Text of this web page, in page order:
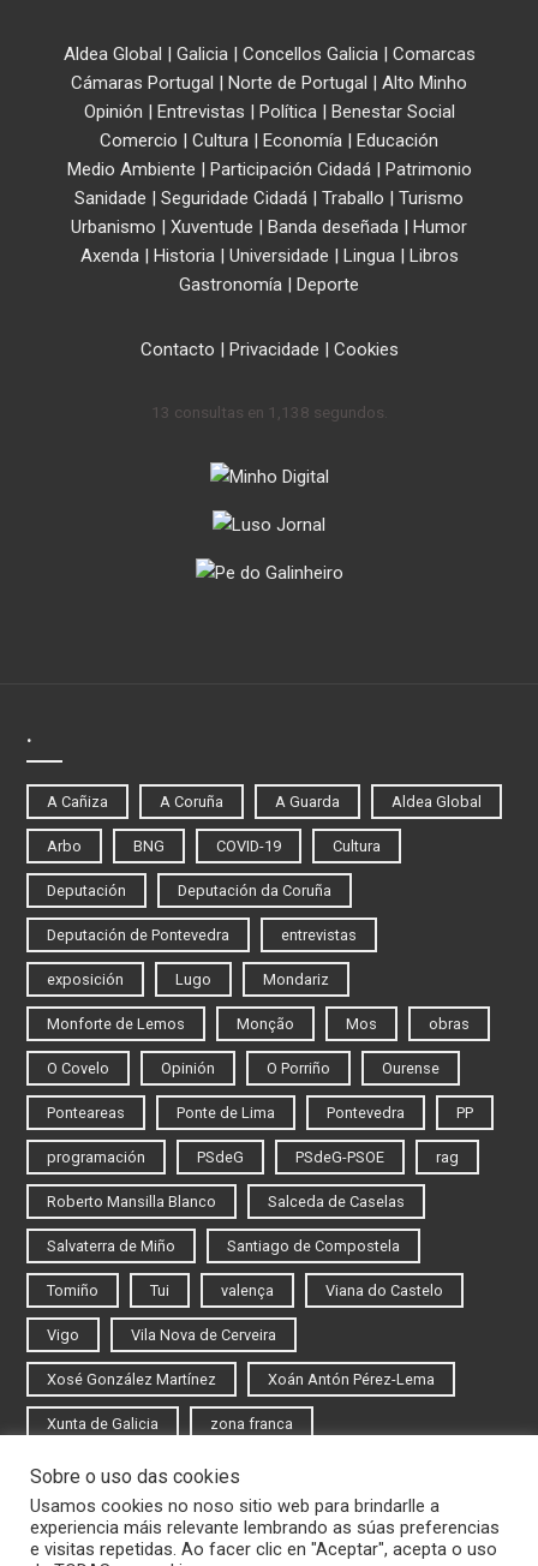
Aldea Global | Galicia| Concellos Galicia| Comarcas
Cámaras Portugal | Norte de Portugal | Alto Minho
Opinión | Entrevistas | Política| Benestar Social
Comercio | Cultura | Economía | Educación
Medio Ambiente | Participación Cidadá| Patrimonio
Sanidade | Seguridade Cidadá | Traballo | Turismo
Urbanismo | Xuventude | Banda deseñada | Humor
Axenda| Historia| Universidade | Lingua| Libros
Gastronomía | Deporte
Contacto | Privacidade | Cookies
13 consultas en 1,138 segundos.
.
A Cañiza A Coruña A Guarda Aldea Global
Arbo BNG COVID-19 Cultura
Deputación Deputación da Coruña
Deputación de Pontevedra entrevistas
exposición Lugo Mondariz
Monforte de Lemos Monção Mos obras
O Covelo Opinión O Porriño Ourense
Ponteareas Ponte de Lima Pontevedra PP
programación PSdeG PSdeG-PSOE rag
Roberto Mansilla Blanco Salceda de Caselas
Salvaterra de Miño Santiago de Compostela
Tomiño Tui valença Viana do Castelo
Vigo Vila Nova de Cerveira
Xosé González Martínez Xoán Antón Pérez-Lema
Xunta de Galicia zona franca
Iniciar sesión
Rexistrarse
Sobre o uso das cookies
Usamos cookies no noso sitio web para brindarlle a
experiencia máis relevante lembrando as súas preferencias
e visitas repetidas. Ao facer clic en "Aceptar", acepta o uso